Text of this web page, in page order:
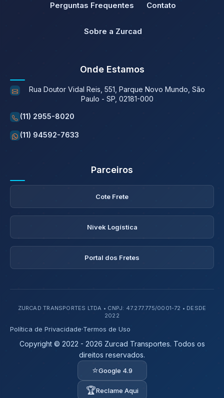
Perguntas Frequentes Contato
Sobre a Zurcad
Onde Estamos
Rua Doutor Vidal Reis, 551, Parque Novo Mundo, São
Paulo - SP, 02181-000
(11) 2955-8020
(11) 94592-7633
Parceiros
Cote Frete
Nivek Logística
Portal dos Fretes
ZURCAD TRANSPORTES LTDA • CNPJ: 47.277.775/0001-72 • DESDE
2022
Política de Privacidade·Termos de Uso
Copyright © 2022 - 2026 Zurcad Transportes. Todos os
direitos reservados.
⭐Google 4.9
🏆Reclame Aqui